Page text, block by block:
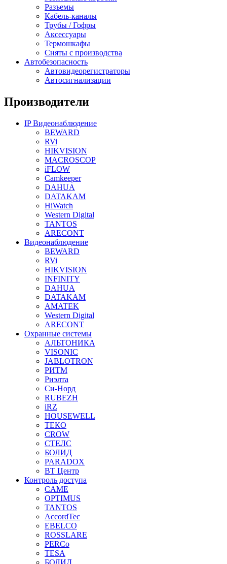
Разъемы
Кабель-каналы
Трубы / Гофры
Аксессуары
Термошкафы
Сняты с производства
Автобезопасность
Автовидеорегистраторы
Автосигнализации
Производители
IP Видеонаблюдение
BEWARD
RVi
HIKVISION
MACROSCOP
iFLOW
Camkeeper
DAHUA
DATAKAM
HiWatch
Western Digital
TANTOS
ARECONT
Видеонаблюдение
BEWARD
RVi
HIKVISION
INFINITY
DAHUA
DATAKAM
AMATEK
Western Digital
ARECONT
Охранные системы
АЛЬТОНИКА
VISONIC
JABLOTRON
РИТМ
Риэлта
Си-Норд
RUBEZH
iRZ
HOUSEWELL
ТЕКО
CROW
СТЕЛС
БОЛИД
PARADOX
ВТ Центр
Контроль доступа
CAME
OPTIMUS
TANTOS
AccordTec
EBELCO
ROSSLARE
PERCo
TESA
БОЛИД